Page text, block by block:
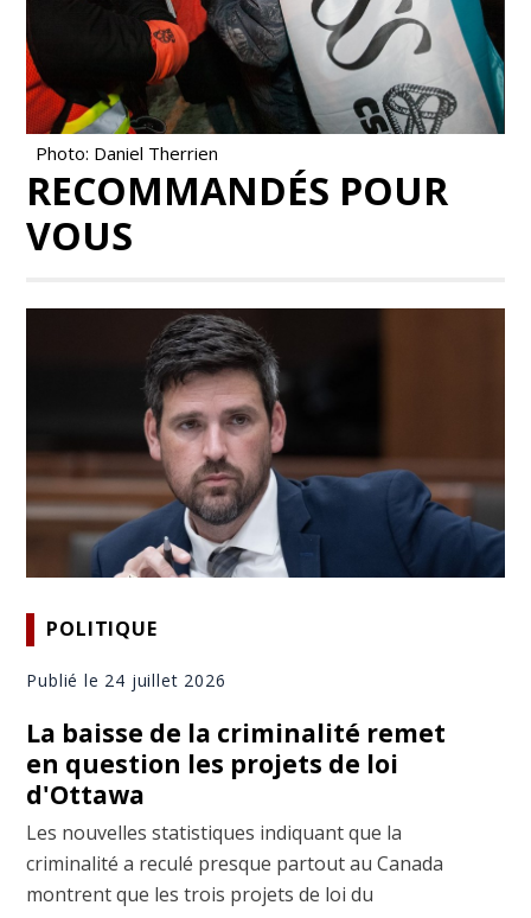
Photo: Daniel Therrien
RECOMMANDÉS POUR
VOUS
POLITIQUE
Publié le 24 juillet 2026
La baisse de la criminalité remet
en question les projets de loi
d'Ottawa
Les nouvelles statistiques indiquant que la
criminalité a reculé presque partout au Canada
montrent que les trois projets de loi du